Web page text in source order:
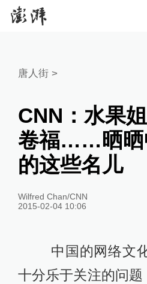
唐人街>
CNN：水果姐
卷福……晒晒
的这些名儿
Wilfred Chan/CNN
2015-02-04 10:06
中国的网络文化
十分乐于关注的问